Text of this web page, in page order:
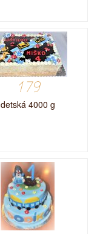
179
detská 4000 g